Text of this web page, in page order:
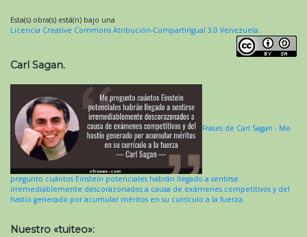
Esta(s) obra(s) está(n) bajo una
Licencia Creative Commons Atribución-CompartirIgual 3.0 Venezuela
Carl Sagan.
Frases de Carl Sagan - Me
pregunto cuántos Einstein potenciales habrán llegado a sentirse
irremediablemente descorazonados a causa de exámenes competitivos y del
hastío generado por acumular méritos en su currículo a la fuerza.
Nuestro «tuiteo»: